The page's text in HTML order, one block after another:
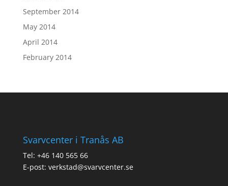
September 2014
May 2014
April 2014
February 2014
Svarvcenter i Tranås AB
Tel: +46 140 565 66
E-post: verkstad@svarvcenter.se